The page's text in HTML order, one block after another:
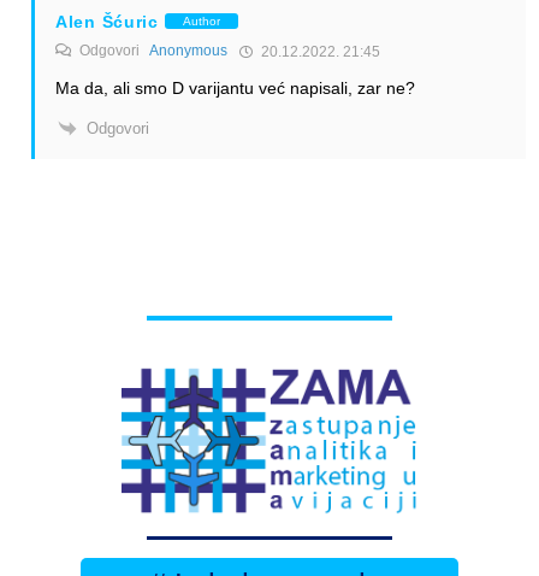
Alen Šćuric Author
Odgovori Anonymous 20.12.2022. 21:45
Ma da, ali smo D varijantu već napisali, zar ne?
Odgovori